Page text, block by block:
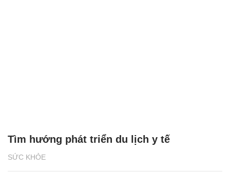
SỨC KHỎE
Tìm hướng phát triển du lịch y tế